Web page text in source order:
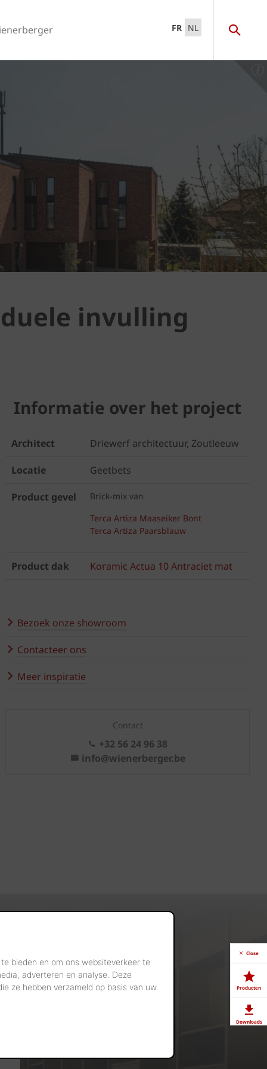
bieden en om ons websiteverkeer te
adverteren en analyse. Deze
ze hebben verzameld op basis van uw
FR NL
invulling
Informatie over het project
Architect Driewerf architectuur, Zoutleeuw
Locatie Geetbets
Product gevel
Brick-mix van
Terca Artiza Maaseiker Bont
Terca Artiza Paarsblauw
Product dak Koramic Actua 10 Antraciet mat
Bezoek onze showroom
Contacteer ons
Meer inspiratie
Contact
+32 56 24 96 38
info@wienerberger.be
Close
Producten
Downloads